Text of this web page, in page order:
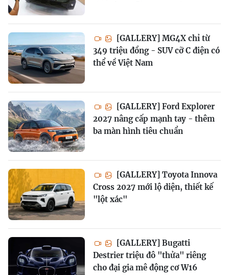
[GALLERY] MG4X chỉ từ
349 triệu đồng - SUV cỡ C điện có
thể về Việt Nam
[GALLERY] Ford Explorer
2027 nâng cấp mạnh tay - thêm
ba màn hình tiêu chuẩn
[GALLERY] Toyota Innova
Cross 2027 mới lộ diện, thiết kế
"lột xác"
[GALLERY] Bugatti
Destrier triệu đô "thửa" riêng
cho đại gia mê động cơ W16